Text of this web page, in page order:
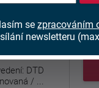
myčku ke
DTD
/ ...
se zpracováním
newsletteru